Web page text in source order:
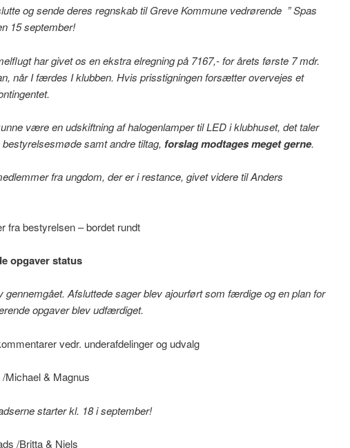
og sende deres regnskab til Greve Kommune vedrørende ” Spas
15 september!
har givet os en ekstra elregning på 7167,- for årets første 7 mdr.
når I færdes I klubben. Hvis prisstigningen forsætter overvejes et
være en udskiftning af halogenlamper til LED i klubhuset, det taler
samt andre tiltag, forslag modtages meget gerne.
fra ungdom, der er i restance, givet videre til Anders
fra bestyrelsen – bordet rundt
opgaver status
gennemgået. Afsluttede sager blev ajourført som færdige og en plan for
opgaver blev udfærdiget.
vedr. underafdelinger og udvalg
Michael & Magnus
starter kl. 18 i september!
/Britta & Niels